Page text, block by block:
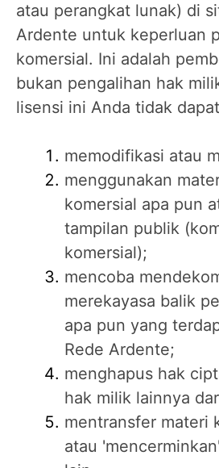
atau perangkat lunak) di
Ardente untuk keperluan
komersial. Ini adalah
bukan pengalihan hak
lisensi ini Anda tidak
memodifikasi atau
menggunakan
komersial apa pun
tampilan publik
komersial);
mencoba
merekayasa balik
apa pun yang
Rede Ardente;
menghapus hak
hak milik lainnya
mentransfer materi
atau